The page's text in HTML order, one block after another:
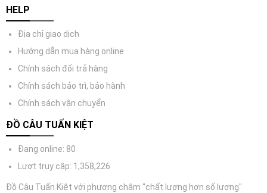
HELP
Địa chỉ giao dịch
Hướng dẫn mua hàng online
Chính sách đổi trả hàng
Chính sách bảo trì, bảo hành
Chính sách vận chuyển
ĐỒ CÂU TUẤN KIỆT
Đang online: 80
Lượt truy cập: 1,358,226
Đồ Câu Tuấn Kiệt với phương châm "chất lượng hơn số lượng"